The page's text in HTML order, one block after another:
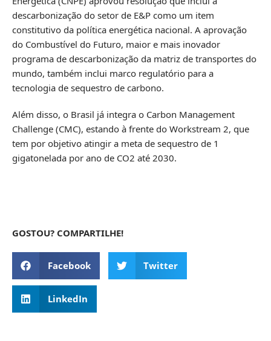
descarbonização do setor de E&P como um item
constitutivo da política energética nacional. A aprovação
do Combustível do Futuro, maior e mais inovador
programa de descarbonização da matriz de transportes do
mundo, também inclui marco regulatório para a
tecnologia de sequestro de carbono.
Além disso, o Brasil já integra o Carbon Management
Challenge (CMC), estando à frente do Workstream 2, que
tem por objetivo atingir a meta de sequestro de 1
gigatonelada por ano de CO2 até 2030.
GOSTOU? COMPARTILHE!
Facebook Twitter
LinkedIn